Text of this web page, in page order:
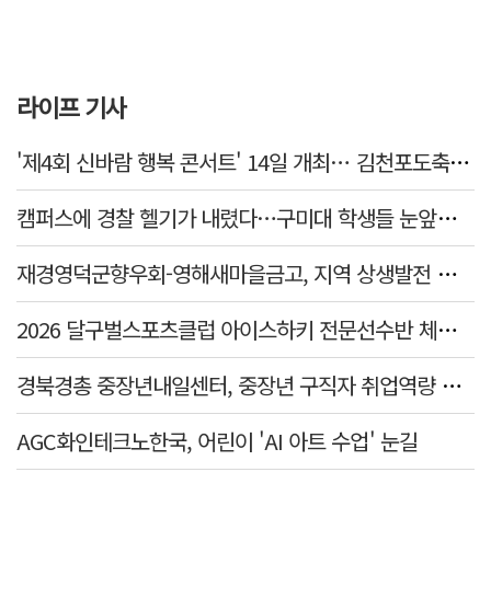
라이프 기사
'제4회 신바람 행복 콘서트' 14일 개최… 김천포도축제와 연계해 활력 더한다
캠퍼스에 경찰 헬기가 내렸다…구미대 학생들 눈앞서 펼쳐진 참수리의 위용
재경영덕군향우회-영해새마을금고, 지역 상생발전 업무협약(MOU) 체결
2026 달구벌스포츠클럽 아이스하키 전문선수반 체력측정 및 학부모 간담회 개최
경북경총 중장년내일센터, 중장년 구직자 취업역량 강화 2차 교육 '성료'
AGC화인테크노한국, 어린이 'AI 아트 수업' 눈길